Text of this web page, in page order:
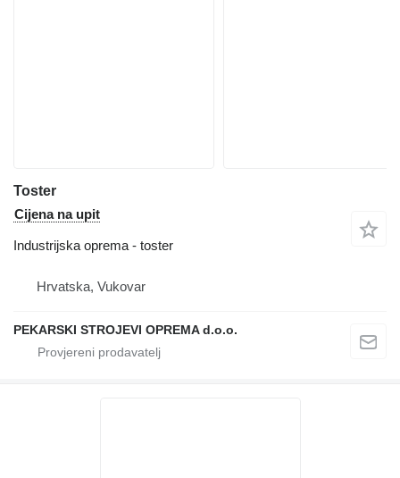
Toster
Cijena na upit
Industrijska oprema - toster
Hrvatska, Vukovar
PEKARSKI STROJEVI OPREMA d.o.o.